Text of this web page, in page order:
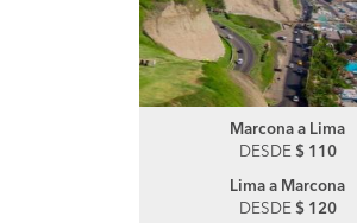
Marcona a Lima
DESDE $ 110
Lima a Marcona
DESDE $ 120
Tacna a
DESDE$ 30
Moquegua a
DESDE$ 40